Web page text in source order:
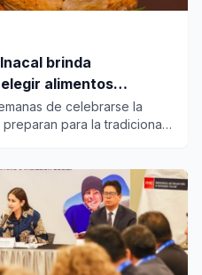
brinda
alimentos
de celebrarse la
para la tradicional